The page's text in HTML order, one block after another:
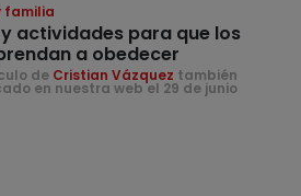
familia
actividades para que los
a obedecer
de Cristian Vázquez también
en nuestra web el 29 de junio